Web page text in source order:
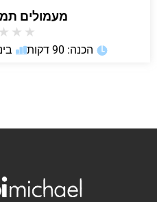
מעמולים
★
★
★
הכנה: 90 דקות